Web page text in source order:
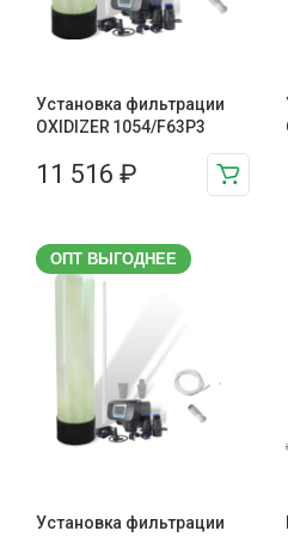
Установка фильтрации
OXIDIZER 1054/F63P3
11 516 ₽
ОПТ ВЫГОДНЕЕ
Установка фильтрации